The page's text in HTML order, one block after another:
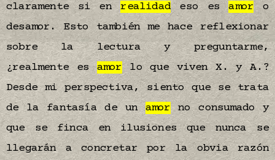
claramente si enrealidadeso esamoro
desamor. Esto también me hace reflexionar
sobre la lectura y preguntarme,
¿realmente esamorlo que viven X. y A.?
Desde mi perspectiva, siento que se trata
de la fantasía de unamorno consumado y
que se finca en ilusiones que nunca se
llegarán a concretar por la obvia razón